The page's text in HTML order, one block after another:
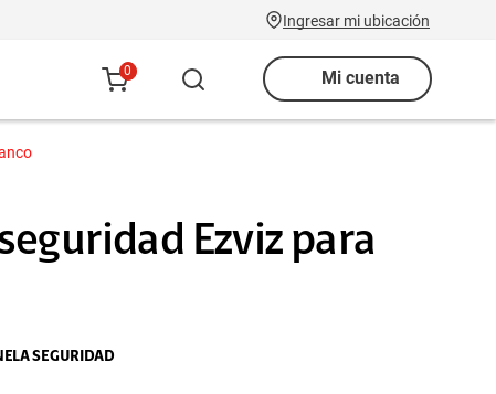
Ingresar mi ubicación
0 Mi cuenta
Ezviz para
SEGURIDAD